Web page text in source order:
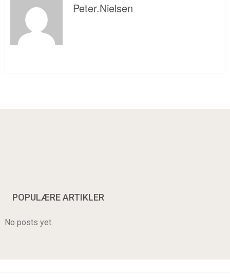
Peter.nielsen
POPULÆRE ARTIKLER
No posts yet.